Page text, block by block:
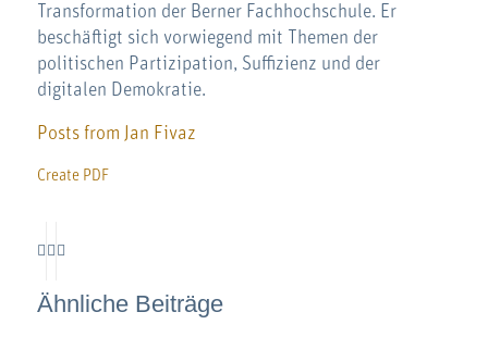
Transformation der Berner Fachhochschule. Er
beschäftigt sich vorwiegend mit Themen der
politischen Partizipation, Suffizienz und der
digitalen Demokratie.
Posts from Jan Fivaz
Create PDF
Ähnliche Beiträge